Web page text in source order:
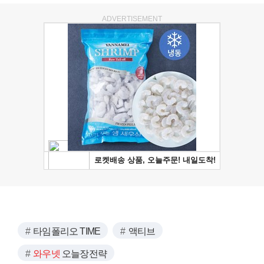
ADVERTISEMENT
타임폴리오 TIME 액티브
와우넷 오늘장전략